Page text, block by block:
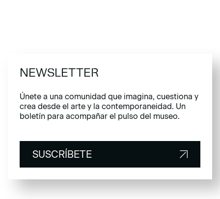
NEWSLETTER
Únete a una comunidad que imagina, cuestiona y
crea desde el arte y la contemporaneidad. Un
boletín para acompañar el pulso del museo.
SUSCRÍBETE
SUSCRÍBETE